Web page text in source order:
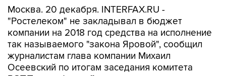
Москва. 20 декабря. INTERFAX.RU -
"Ростелеком" не закладывал в бюджет
компании на 2018 год средства на исполнение
так называемого "закона Яровой", сообщил
журналистам глава компании Михаил
Осеевский по итогам заседания комитета